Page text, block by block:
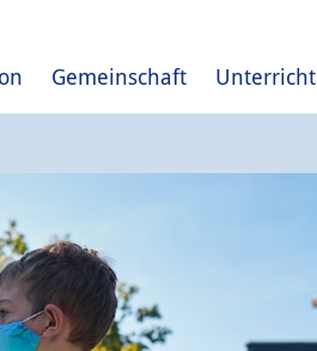
Gemeinschaft Unterricht